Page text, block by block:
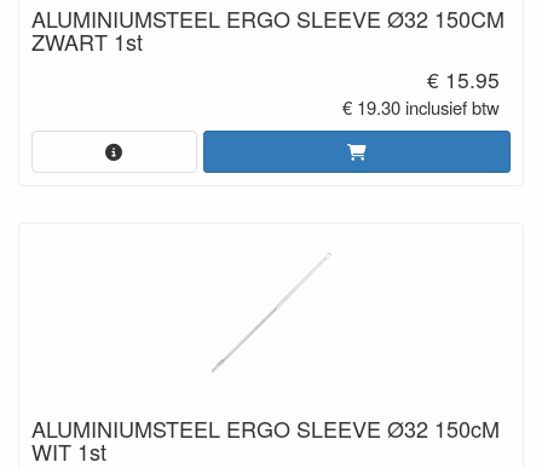
ALUMINIUMSTEEL ERGO SLEEVE Ø32 150CM
ZWART 1st
€ 15.95
€ 19.30 inclusief btw
ALUMINIUMSTEEL ERGO SLEEVE Ø32 150cM
WIT 1st